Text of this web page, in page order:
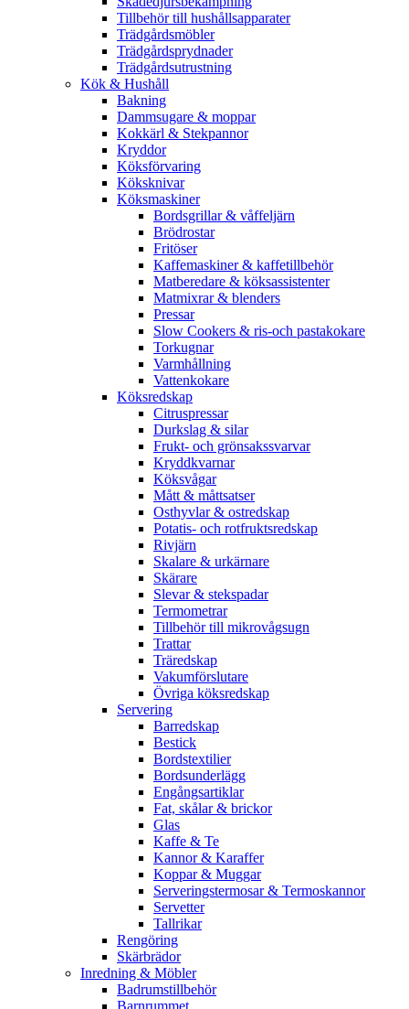
Tillbehör till hushållsapparater
Trädgårdsmöbler
Trädgårdsprydnader
Trädgårdsutrustning
Kök & Hushåll
Bakning
Dammsugare & moppar
Kokkärl & Stekpannor
Kryddor
Köksförvaring
Köksknivar
Köksmaskiner
Bordsgrillar & våffeljärn
Brödrostar
Fritöser
Kaffemaskiner & kaffetillbehör
Matberedare & köksassistenter
Matmixrar & blenders
Pressar
Slow Cookers & ris-och pastakokare
Torkugnar
Varmhållning
Vattenkokare
Köksredskap
Citruspressar
Durkslag & silar
Frukt- och grönsakssvarvar
Kryddkvarnar
Köksvågar
Mått & måttsatser
Osthyvlar & ostredskap
Potatis- och rotfruktsredskap
Rivjärn
Skalare & urkärnare
Skärare
Slevar & stekspadar
Termometrar
Tillbehör till mikrovågsugn
Trattar
Träredskap
Vakumförslutare
Övriga köksredskap
Servering
Barredskap
Bestick
Bordstextilier
Bordsunderlägg
Engångsartiklar
Fat, skålar & brickor
Glas
Kaffe & Te
Kannor & Karaffer
Koppar & Muggar
Serveringstermosar & Termoskannor
Servetter
Tallrikar
Rengöring
Skärbrädor
Inredning & Möbler
Badrumstillbehör
Barnrummet